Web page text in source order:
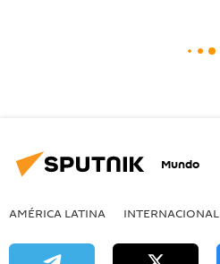
Mundo
AMÉRICA LATINA INTERNACIONAL